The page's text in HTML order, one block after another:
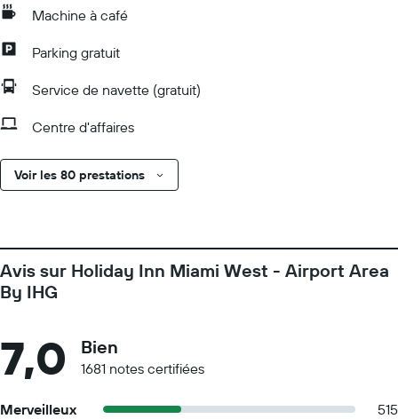
Machine à café
Parking gratuit
Service de navette (gratuit)
Centre d'affaires
Voir les 80 prestations
Avis sur Holiday Inn Miami West - Airport Area
By IHG
7,0 Bien
1681 notes certifiées
Merveilleux
515